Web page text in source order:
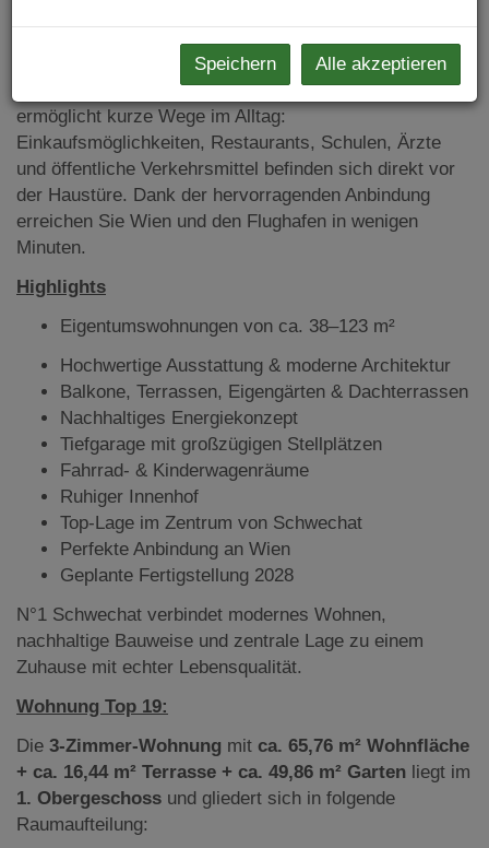
jeder Jahreszeit und bietet gleichzeitig zukunftssichere
Die zentrale Lage direkt am Hauptplatz Schwechat
ermöglicht kurze Wege im Alltag:
Einkaufsmöglichkeiten, Restaurants, Schulen, Ärzte
und öffentliche Verkehrsmittel befinden sich direkt vor
der Haustüre. Dank der hervorragenden Anbindung
erreichen Sie Wien und den Flughafen in wenigen
Minuten.
Highlights
Eigentumswohnungen von ca. 38–123 m²
Hochwertige Ausstattung & moderne Architektur
Balkone, Terrassen, Eigengärten & Dachterrassen
Nachhaltiges Energiekonzept
Tiefgarage mit großzügigen Stellplätzen
Fahrrad- & Kinderwagenräume
Ruhiger Innenhof
Top-Lage im Zentrum von Schwechat
Perfekte Anbindung an Wien
Geplante Fertigstellung 2028
N°1 Schwechat verbindet modernes Wohnen,
nachhaltige Bauweise und zentrale Lage zu einem
Zuhause mit echter Lebensqualität.
Wohnung Top 19:
Die 3-Zimmer-Wohnung mit ca. 65,76 m² Wohnfläche
+ ca. 16,44 m² Terrasse + ca. 49,86 m² Garten liegt im
1. Obergeschoss und gliedert sich in folgende
Raumaufteilung:
Speichern Alle akzeptieren